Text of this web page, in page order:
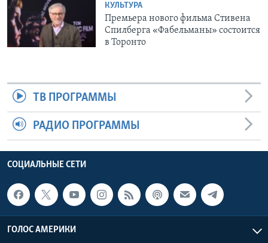
КУЛЬТУРА
Премьера нового фильма Стивена
Спилберга «Фабельманы» состоится
в Торонто
ТВ ПРОГРАММЫ
РАДИО ПРОГРАММЫ
СОЦИАЛЬНЫЕ СЕТИ
ГОЛОС АМЕРИКИ